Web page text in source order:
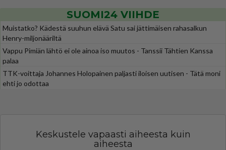
SUOMI24 VIIHDE
Muistatko? Kädestä suuhun elävä Satu sai jättimäisen rahasalkun
Henry-miljonääriltä
Vappu Pimiän lähtö ei ole ainoa iso muutos - Tanssii Tähtien Kanssa
palaa
TTK-voittaja Johannes Holopainen paljasti iloisen uutisen - Tätä moni
ehti jo odottaa
Keskustele vapaasti aiheesta kuin
aiheesta